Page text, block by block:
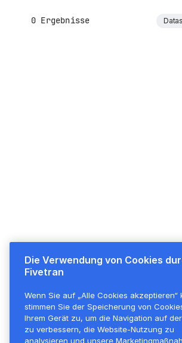
0 Ergebnisse
Plattformübersicht
Transformationen
Sicherheit
Unternehmensführung
Preise
Alle
Die Verwendung von Cookies
Fivetran
Wenn Sie auf „Alle Cookies akzeptieren“
stimmen Sie der Speicherung von
Ihrem Gerät zu, um die Navigation auf
zu verbessern, die Website-Nutzung zu
analysieren und unsere